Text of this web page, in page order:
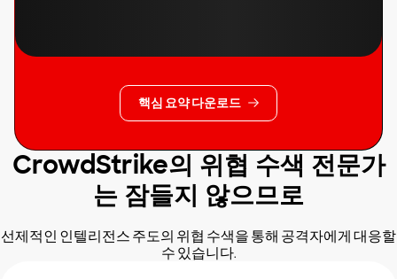
핵심 요약 다운로드
CrowdStrike의 위협 수색 전문가
는 잠들지 않으므로
선제적인 인텔리전스 주도의 위협 수색을 통해 공격자에게 대응할
수 있습니다.